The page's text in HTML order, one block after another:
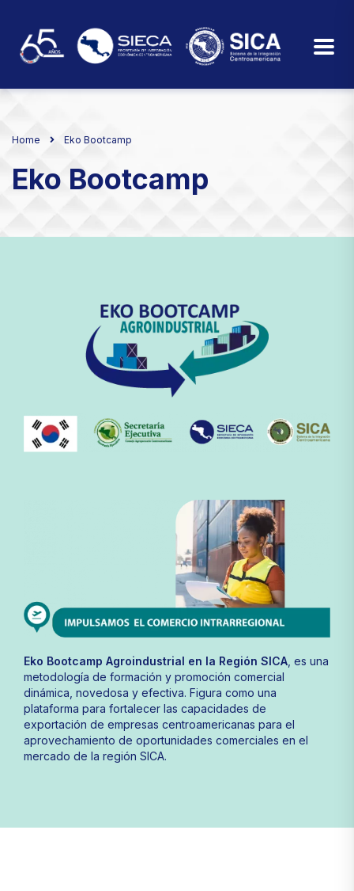
Home Eko Bootcamp
Eko Bootcamp
Eko Bootcamp Agroindustrial en la Región SICA, es una
metodología de formación y promoción comercial
dinámica, novedosa y efectiva. Figura como una
plataforma para fortalecer las capacidades de
exportación de empresas centroamericanas para el
aprovechamiento de oportunidades comerciales en el
mercado de la región SICA.